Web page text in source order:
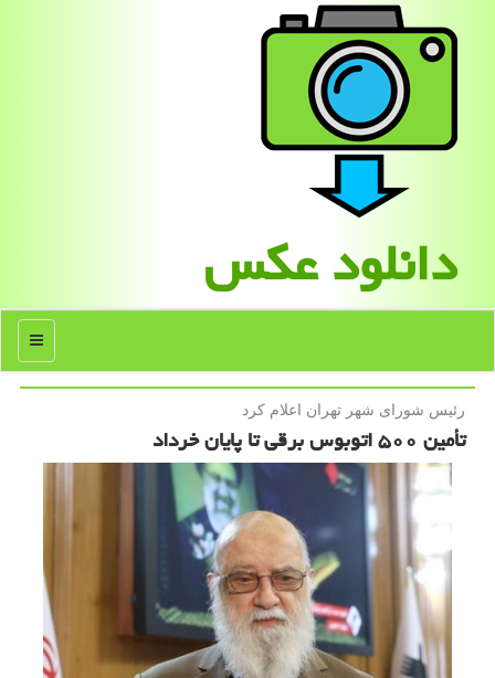
دانلود عكس
منو
رئیس شورای شهر تهران اعلام كرد
تأمین ۵۰۰ اتوبوس برقی تا پایان خرداد